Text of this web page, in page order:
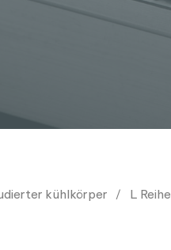
kühlkörper L Reihe